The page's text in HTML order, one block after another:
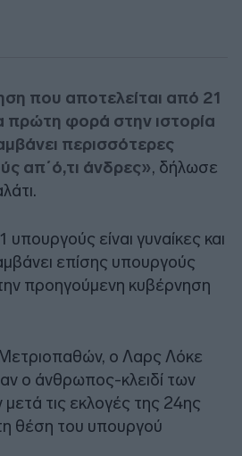
που αποτελείται από 21
πρώτη φορά στην ιστορία
περισσότερες
απ΄ό,τι άνδρες», δήλωσε
είναι γυναίκες και
επίσης υπουργούς
προηγούμενη κυβέρνηση
ο Λαρς Λόκε
ο άνθρωπος-κλειδί των
τις εκλογές της 24ης
θέση του υπουργού